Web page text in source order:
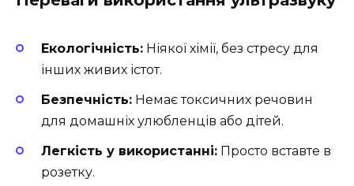
Екологічність: Ніякої хімії, без стресу для
інших живих істот.
Безпечність: Немає токсичних речовин
для домашніх улюбленців або дітей.
Легкість у використанні: Просто вставте в
розетку.